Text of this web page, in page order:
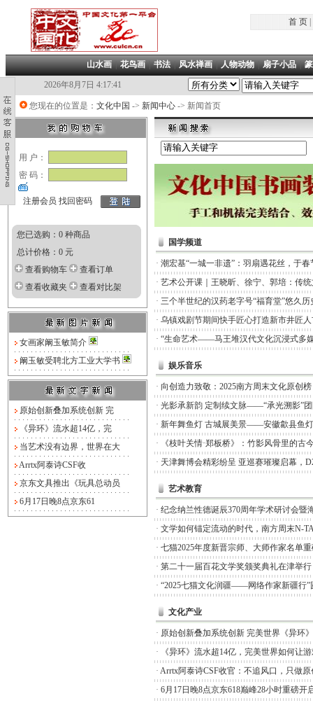
首 页|
山水画|花鸟画|书法|风水禅画|人物动物|扇子小品|
2026年8月7日 4:17:41
您现在的位置是： 文化中国 -> 新闻中心 -> 新闻首页
用 户：
密 码：
注册会员 找回密码
您已选购：0 种商品
总计价格：0 元
查看购物车
查看订单
查看收藏夹
查看对比架
女画家阚玉敏简介
阚玉敏受聘北方工业大学书
原始创新叠加系统创新 完
《异环》流水超14亿，完
当艺术没有边界，世界在大
Arrtx阿泰诗CSF收
京东文具推出《玩具总动员
6月17日晚8点京东61
国学频道
· 潮宏基“一城一非遗”：羽扇遇花丝，于
· 艺术公开课｜王晓昕、徐宁、郭培：传
· 三个半世纪的汉药老字号“福育堂”悠久历
· 乌镇戏剧节期间快手匠心打造新市井匠
· “生命艺术——马王堆汉代文化沉浸式多
娱乐音乐
· 向创造力致敬：2025南方周末文化原创
· 光影承新韵 定制续文脉——“承光溯影”
· 新年舞鱼灯 古城展美景——安徽歙县鱼
·
《枝叶关情·郑板桥》：竹影风骨里的古
· 天津舞博会精彩纷呈 亚巡赛璀璨启幕，
艺术教育
· 纪念纳兰性德诞辰370周年学术研讨会暨
· 文学如何锚定流动的时代，南方周末N-
· 七猫2025年度新晋宗师、大师作家名单
· 第二十一届百花文学奖颁奖典礼在津举行
· “2025七猫文化润疆——网络作家新疆行”
文化产业
· 原始创新叠加系统创新 完美世界《异环
·
《异环》流水超14亿，完美世界如何让游
· Arrtx阿泰诗CSF收官：不追风口，只做原
· 6月17日晚8点京东618巅峰28小时重磅开